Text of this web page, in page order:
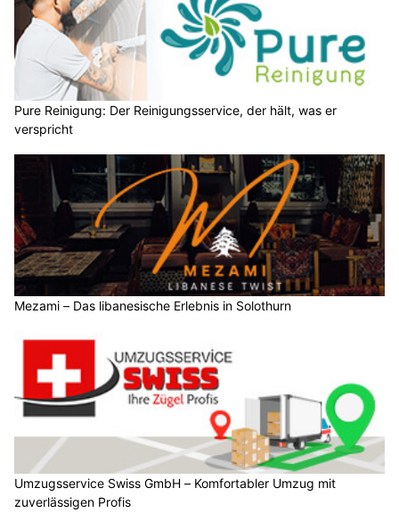
Pure Reinigung: Der Reinigungsservice, der hält, was er
verspricht
Mezami – Das libanesische Erlebnis in Solothurn
Umzugsservice Swiss GmbH – Komfortabler Umzug mit
zuverlässigen Profis